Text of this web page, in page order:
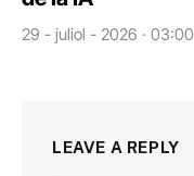
29 - juliol - 2026 · 03:00
LEAVE A REPLY